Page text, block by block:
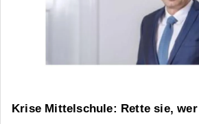
Krise Mittelschule: Rette sie, wer